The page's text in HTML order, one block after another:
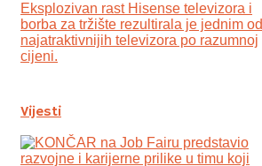
Eksplozivan rast Hisense televizora i
borba za tržište rezultirala je jednim od
najatraktivnijih televizora po razumnoj
cijeni.
Vijesti